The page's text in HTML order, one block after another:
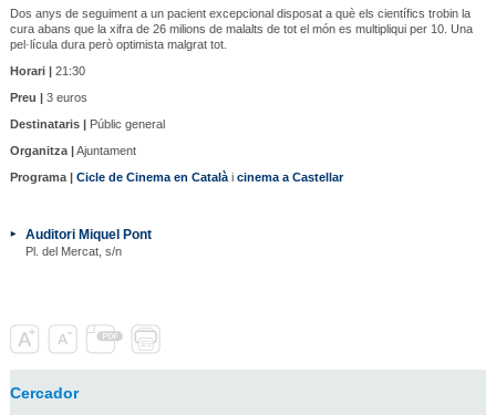
Dos anys de seguiment a un pacient excepcional disposat a què els científics trobin la
cura abans que la xifra de 26 milions de malalts de tot el món es multipliqui per 10. Una
pel·lícula dura però optimista malgrat tot.
Horari |21:30
Preu |3 euros
Destinataris |Públic general
Organitza |Ajuntament
Programa | Cicle de Cinema en Catalài cinema a Castellar
Auditori Miquel Pont
Pl. del Mercat, s/n
Cercador